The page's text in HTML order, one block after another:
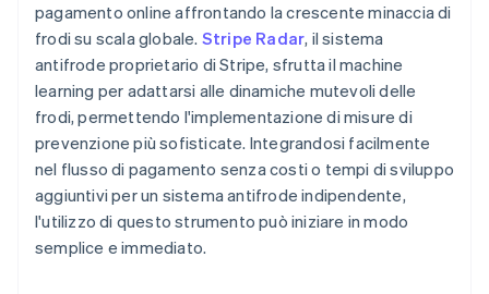
pagamento online affrontando la crescente minaccia di
frodi su scala globale. Stripe Radar, il sistema
antifrode proprietario di Stripe, sfrutta il machine
learning per adattarsi alle dinamiche mutevoli delle
frodi, permettendo l'implementazione di misure di
prevenzione più sofisticate. Integrandosi facilmente
nel flusso di pagamento senza costi o tempi di sviluppo
aggiuntivi per un sistema antifrode indipendente,
l'utilizzo di questo strumento può iniziare in modo
semplice e immediato.